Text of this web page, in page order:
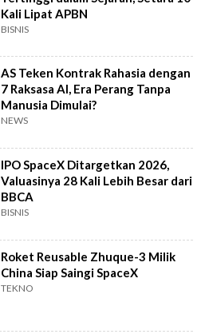
Kali Lipat APBN
BISNIS
AS Teken Kontrak Rahasia dengan
7 Raksasa AI, Era Perang Tanpa
Manusia Dimulai?
NEWS
IPO SpaceX Ditargetkan 2026,
Valuasinya 28 Kali Lebih Besar dari
BBCA
BISNIS
Roket Reusable Zhuque-3 Milik
China Siap Saingi SpaceX
TEKNO